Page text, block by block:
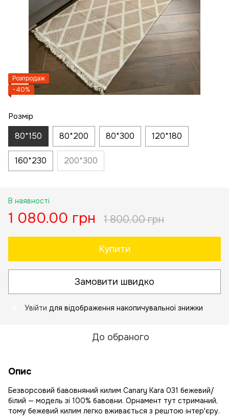
Розпродаж
−40%
Розмір
80*150 80*200 80*300 120*180
160*230 200*300
В наявності
1 080.00 грн 1 800.00 грн
Купити
Замовити швидко
Увійти для відображення накопичувальної знижки
До обраного
Опис
Безворсовий бавовняний килим Canary Kara 031 бежевий/
білий — модель зі 100% бавовни. Орнамент тут стриманий,
тому бежевий килим легко вживається з рештою інтер'єру.